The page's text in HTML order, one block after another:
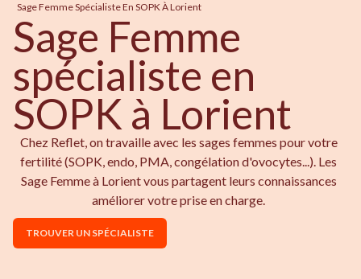
Sage Femme Spécialiste En SOPK À Lorient
Sage Femme
spécialiste en
SOPK à Lorient
Chez Reflet, on travaille avec les sages femmes pour votre
fertilité (SOPK, endo, PMA, congélation d'ovocytes...). Les
Sage Femme à Lorient vous partagent leurs connaissances
améliorer votre prise en charge.
TROUVER UN SPÉCIALISTE